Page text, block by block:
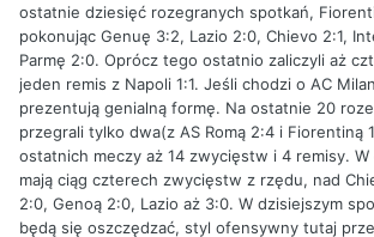
ostatnie dziesięć rozegranych spotkań,
pokonując Genuę 3:2, Lazio 2:0, Chievo 2:1,
Parmę 2:0. Oprócz tego ostatnio zaliczyli aż
jeden remis z Napoli 1:1. Jeśli chodzi o AC
prezentują genialną formę. Na ostatnie 20
przegrali tylko dwa(z AS Romą 2:4 i Fiorentiną
ostatnich meczy aż 14 zwycięstw i 4 remisy.
mają ciąg czterech zwycięstw z rzędu, nad
2:0, Genoą 2:0, Lazio aż 3:0. W dzisiejszym
będą się oszczędzać, styl ofensywny tutaj